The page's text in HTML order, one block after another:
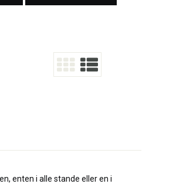
enten i alle stande eller en i